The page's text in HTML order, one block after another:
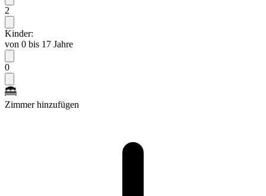
2
Kinder:
von 0 bis 17 Jahre
0
Zimmer hinzufügen